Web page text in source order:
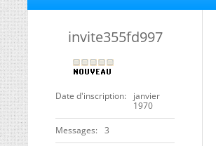
invite355fd997
Date d'inscription
janvier
1970
Messages 3